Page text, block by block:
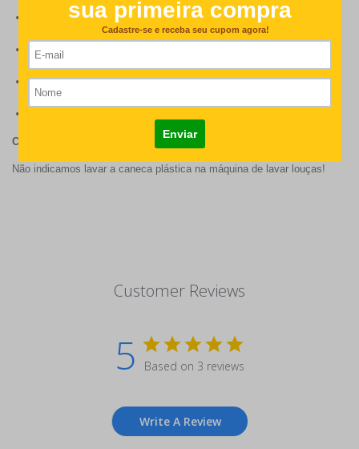
Tamanho: 9,5cm de altura;
Capacidade: 325 ml;
Cor: Branca;
CUIDADOS
Não indicamos lavar a caneca plástica na máquina de lavar louças!
Customer Reviews
5 Based on 3 reviews
Write A Review